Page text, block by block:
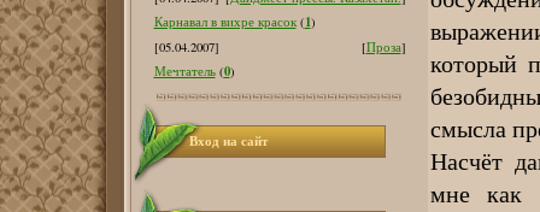
Карнавал в вихре красок (1)
[05.04.2007]
[Проза]
Мечтатель (0)
Вход на сайт
который
смысла
Насчёт
мне как